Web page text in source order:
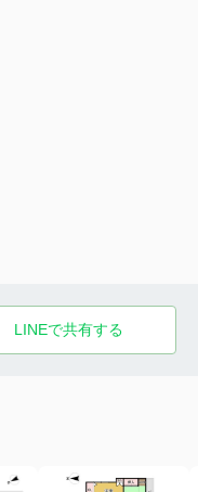
LINEで共有する